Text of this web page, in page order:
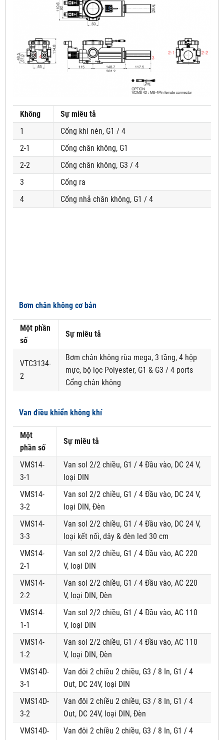
Không
Sự miêu tả
1
Cổng khí nén, G1 / 4
2-1
Cổng chân không, G1
2-2
Cổng chân không, G3 / 4
3
Cổng ra
4
Cổng nhả chân không, G1 / 4
Bơm chân không cơ bản
Một phần
số
Sự miêu tả
VTC3134-
2
Bơm chân không rùa mega, 3 tầng, 4 hộp
mực, bộ lọc Polyester, G1 & G3 / 4 ports
Cổng chân không
Van điều khiển không khí
Một
phần số
Sự miêu tả
VMS14-
3-1
Van sol 2/2 chiều, G1 / 4 Đầu vào, DC 24 V,
loại DIN
VMS14-
3-2
Van sol 2/2 chiều, G1 / 4 Đầu vào, DC 24 V,
loại DIN, Đèn
VMS14-
3-3
Van sol 2/2 chiều, G1 / 4 Đầu vào, DC 24 V,
loại kết nối, dây & đèn led 30 cm
VMS14-
2-1
Van sol 2/2 chiều, G1 / 4 Đầu vào, AC 220
V, loại DIN
VMS14-
2-2
Van sol 2/2 chiều, G1 / 4 Đầu vào, AC 220
V, loại DIN, Đèn
VMS14-
1-1
Van sol 2/2 chiều, G1 / 4 Đầu vào, AC 110
V, loại DIN
VMS14-
1-2
Van sol 2/2 chiều, G1 / 4 Đầu vào, AC 110
V, loại DIN, Đèn
VMS14D-
3-1
Van đôi 2 chiều 2 chiều, G3 / 8 In, G1 / 4
Out, DC 24V, loại DIN
VMS14D-
3-2
Van đôi 2 chiều 2 chiều, G3 / 8 In, G1 / 4
Out, DC 24V, loại DIN, Đèn
VMS14D-
Van đôi 2 chiều 2 chiều, G3 / 8 In, G1 / 4